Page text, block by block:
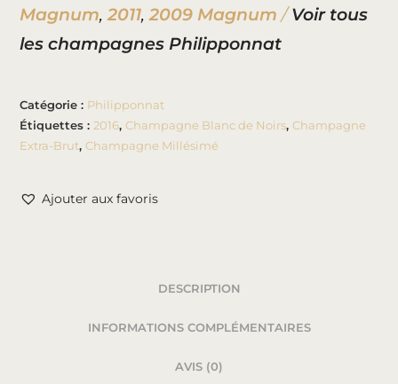
Magnum,2011,2009 Magnum /Voir tous
les champagnes Philipponnat
Catégorie : Philipponnat
Étiquettes :2016,Champagne Blanc de Noirs,Champagne
Extra-Brut,Champagne Millésimé
Ajouter aux favoris
DESCRIPTION
INFORMATIONS COMPLÉMENTAIRES
AVIS (0)